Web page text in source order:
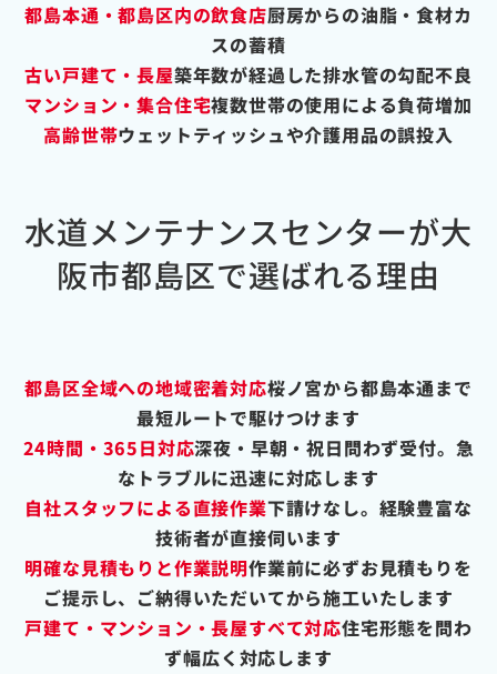
都島本通・都島区内の飲食店厨房からの油脂・食材カ
スの蓄積
古い戸建て・長屋築年数が経過した排水管の勾配不良
マンション・集合住宅複数世帯の使用による負荷増加
高齢世帯ウェットティッシュや介護用品の誤投入
水道メンテナンスセンターが大
阪市都島区で選ばれる理由
都島区全域への地域密着対応桜ノ宮から都島本通まで
最短ルートで駆けつけます
24時間・365日対応深夜・早朝・祝日問わず受付。急
なトラブルに迅速に対応します
自社スタッフによる直接作業下請けなし。経験豊富な
技術者が直接伺います
明確な見積もりと作業説明作業前に必ずお見積もりを
ご提示し、ご納得いただいてから施工いたします
戸建て・マンション・長屋すべて対応住宅形態を問わ
ず幅広く対応します